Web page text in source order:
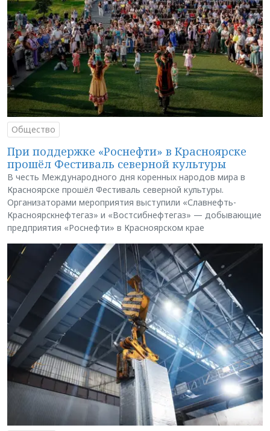
Общество
При поддержке «Роснефти» в Красноярске
прошёл Фестиваль северной культуры
В честь Международного дня коренных народов мира в
Красноярске прошёл Фестиваль северной культуры.
Организаторами мероприятия выступили «Славнефть-
Красноярскнефтегаз» и «Востсибнефтегаз» — добывающие
предприятия «Роснефти» в Красноярском крае